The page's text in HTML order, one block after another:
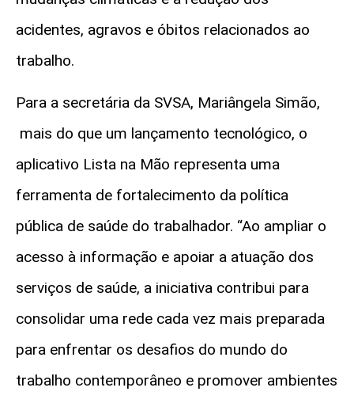
acidentes, agravos e óbitos relacionados ao
trabalho.
Para a secretária da SVSA, Mariângela Simão,
mais do que um lançamento tecnológico, o
aplicativo Lista na Mão representa uma
ferramenta de fortalecimento da política
pública de saúde do trabalhador. “Ao ampliar o
acesso à informação e apoiar a atuação dos
serviços de saúde, a iniciativa contribui para
consolidar uma rede cada vez mais preparada
para enfrentar os desafios do mundo do
trabalho contemporâneo e promover ambientes